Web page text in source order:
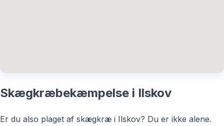
Skægkræbekæmpelse i Ilskov
Er du also plaget af skægkræ i Ilskov? Du er ikke alene.